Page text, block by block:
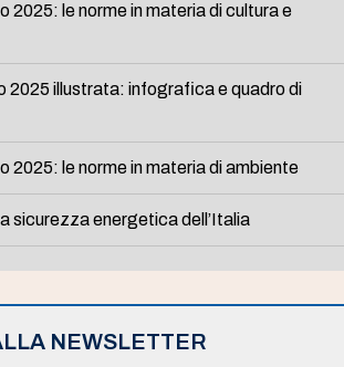
2025: le norme in materia di cultura e
2025 illustrata: infografica e quadro di
2025: le norme in materia di ambiente
sicurezza energetica dell’Italia
NEWSLETTER